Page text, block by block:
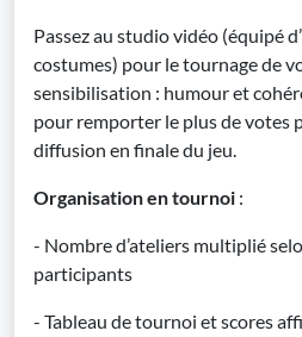
Passez au studio vidéo (équipé
costumes) pour le tournage de
sensibilisation : humour et
pour remporter le plus de votes
diffusion en finale du jeu.
Organisation en tournoi :
- Nombre d’ateliers multiplié
participants
- Tableau de tournoi et scores